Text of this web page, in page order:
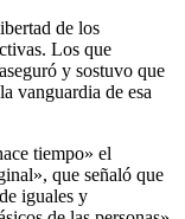
de los
Los que
y sostuvo que
vanguardia de esa
tiempo» el
que señaló que
iguales y